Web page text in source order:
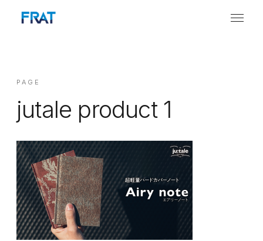
PAGE
jutale product 1